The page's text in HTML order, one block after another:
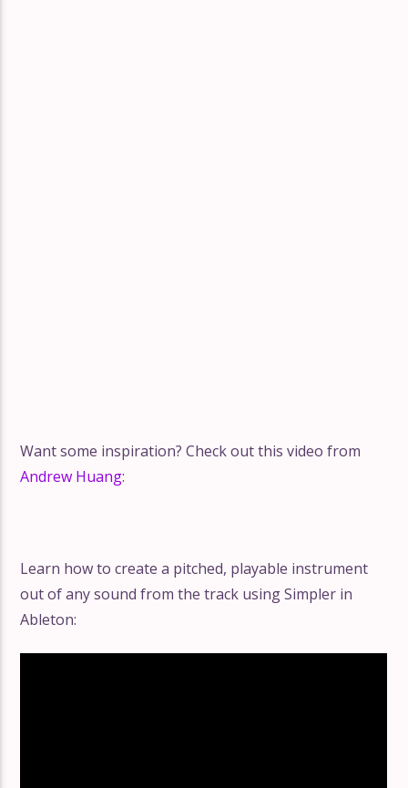
Want some inspiration? Check out this video from
Andrew Huang:
Learn how to create a pitched, playable instrument
out of any sound from the track using Simpler in
Ableton: